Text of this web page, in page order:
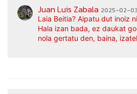
Juan Luis Zabala 2025-02-03
Laia Beitia? Aipatu dut inoiz
Hala izan bada, ez daukat
nola gertatu den, baina,